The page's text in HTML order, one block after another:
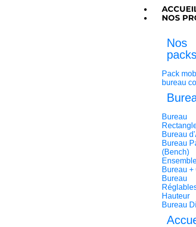
NOS
Nos
Pack
bureau
Bureau
Bureau
Bureau
(Bench)
Bureau +
Bureau
Hauteur
Bureau